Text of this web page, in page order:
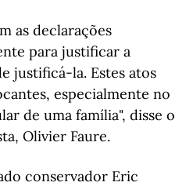
as declarações
para justificar a
justificá-la. Estes atos
especialmente no
de uma família", disse o
Olivier Faure.
conservador Eric